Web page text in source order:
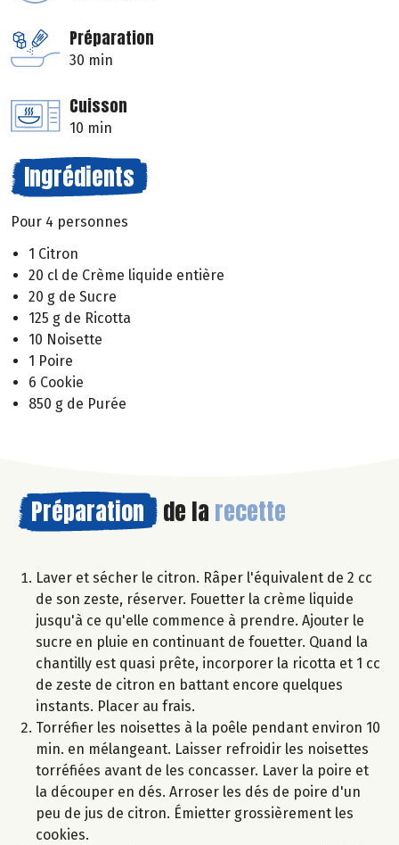
Préparation
30 min
Cuisson
10 min
Ingrédients
Pour 4 personnes
1 Citron
20 cl de Crème liquide entière
20 g de Sucre
125 g de Ricotta
10 Noisette
1 Poire
6 Cookie
850 g de Purée
Préparation de la recette
Laver et sécher le citron. Râper l'équivalent de 2 cc
de son zeste, réserver. Fouetter la crème liquide
jusqu'à ce qu'elle commence à prendre. Ajouter le
sucre en pluie en continuant de fouetter. Quand la
chantilly est quasi prête, incorporer la ricotta et 1 cc
de zeste de citron en battant encore quelques
instants. Placer au frais.
Torréfier les noisettes à la poêle pendant environ 10
min. en mélangeant. Laisser refroidir les noisettes
torréfiées avant de les concasser. Laver la poire et
la découper en dés. Arroser les dés de poire d'un
peu de jus de citron. Émietter grossièrement les
cookies.